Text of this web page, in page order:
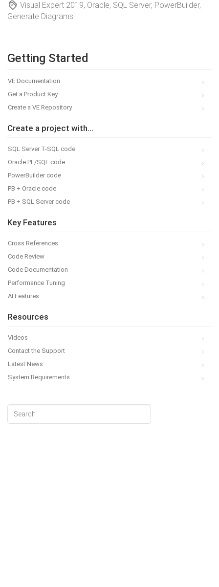
Visual Expert 2019, Oracle, SQL Server, PowerBuilder,
Generate Diagrams
Getting Started
VE Documentation
Get a Product Key
Create a VE Repository
Create a project with...
SQL Server T-SQL code
Oracle PL/SQL code
PowerBuilder code
PB + Oracle code
PB + SQL Server code
Key Features
Cross References
Code Review
Code Documentation
Performance Tuning
AI Features
Resources
Videos
Contact the Support
Latest News
System Requirements